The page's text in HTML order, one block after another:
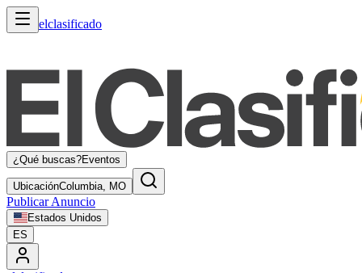
elclasificado
¿Qué buscas?Eventos
UbicaciónColumbia, MO
Publicar Anuncio
Estados Unidos
ES